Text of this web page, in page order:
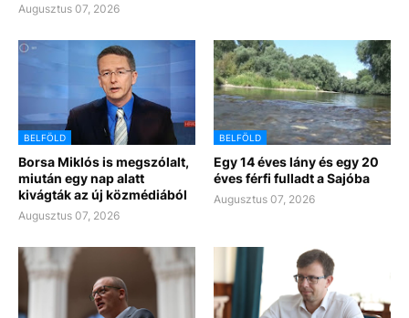
Augusztus 07, 2026
BELFÖLD
Borsa Miklós is megszólalt,
miután egy nap alatt
kivágták az új közmédiából
Augusztus 07, 2026
BELFÖLD
Egy 14 éves lány és egy 20
éves férfi fulladt a Sajóba
Augusztus 07, 2026